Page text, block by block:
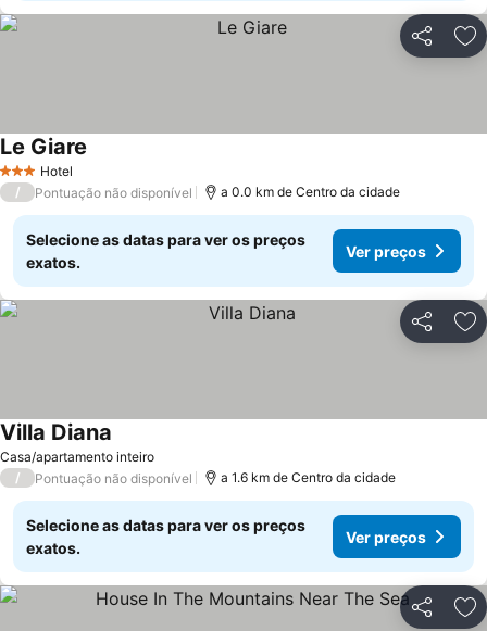
Partilhar
3 EstrelasHotel
Le Giare
/ Pontuação não disponível a 0.0 km de Centro da cidade
Selecione as datas para ver os preços
exatos.
Ver preços
Partilhar
Casa/apartamento inteiro
Villa Diana
/ Pontuação não disponível a 1.6 km de Centro da cidade
Selecione as datas para ver os preços
exatos.
Ver preços
Partilhar